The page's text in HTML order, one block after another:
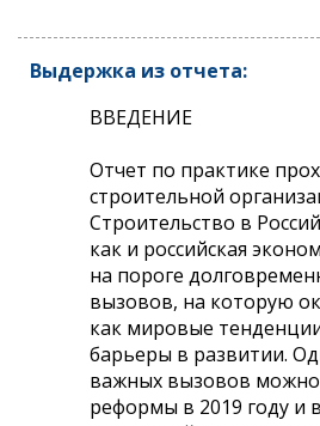
Выдержка из отчета:
ВВЕДЕНИЕ
Отчет по практике
строительной
Строительство в
как и российская
на пороге
вызовов, на которую
как мировые
барьеры в развитии.
важных вызовов можно
реформы в 2019 году и